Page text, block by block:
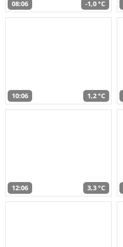
08:06 -1,0 °C
10:06 1,2 °C
12:06 3,3 °C